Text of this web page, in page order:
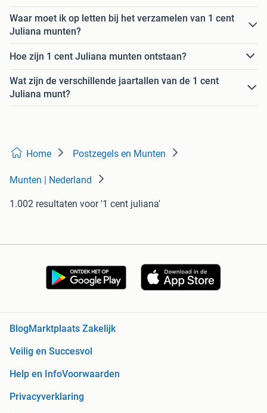
Waar moet ik op letten bij het verzamelen van 1 cent
Juliana munten?
Hoe zijn 1 cent Juliana munten ontstaan?
Wat zijn de verschillende jaartallen van de 1 cent
Juliana munt?
Home Postzegels en Munten
Munten | Nederland
1.002 resultaten voor '1 cent juliana'
Blog Marktplaats Zakelijk
Veilig en Succesvol
Help en InfoVoorwaarden
Privacyverklaring